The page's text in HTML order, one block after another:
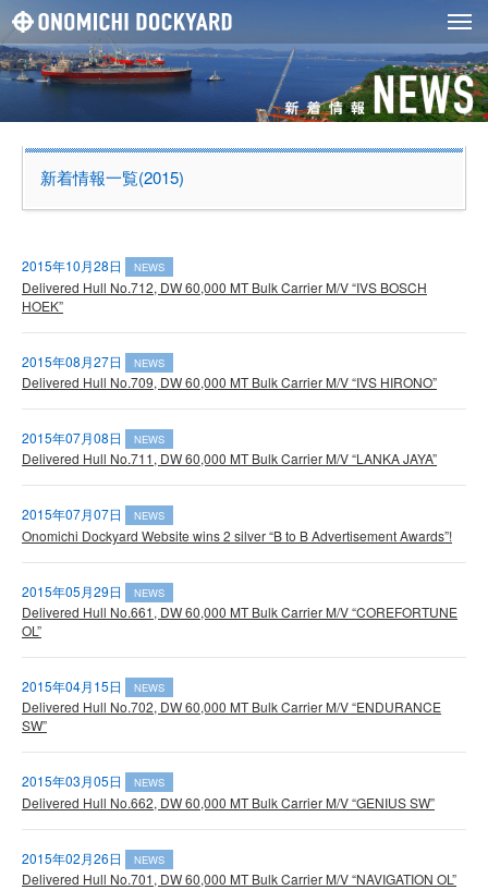
新着情報一覧(2015)
2015年10月28日 NEWS
Delivered Hull No.712, DW 60,000 MT Bulk Carrier M/V “IVS BOSCH
HOEK”
2015年08月27日 NEWS
Delivered Hull No.709, DW 60,000 MT Bulk Carrier M/V “IVS HIRONO”
2015年07月08日 NEWS
Delivered Hull No.711, DW 60,000 MT Bulk Carrier M/V “LANKA JAYA”
2015年07月07日 NEWS
Onomichi Dockyard Website wins 2 silver “B to B Advertisement Awards”!
2015年05月29日 NEWS
Delivered Hull No.661, DW 60,000 MT Bulk Carrier M/V “COREFORTUNE
OL”
2015年04月15日 NEWS
Delivered Hull No.702, DW 60,000 MT Bulk Carrier M/V “ENDURANCE
SW”
2015年03月05日 NEWS
Delivered Hull No.662, DW 60,000 MT Bulk Carrier M/V “GENIUS SW”
2015年02月26日 NEWS
Delivered Hull No.701, DW 60,000 MT Bulk Carrier M/V “NAVIGATION OL”